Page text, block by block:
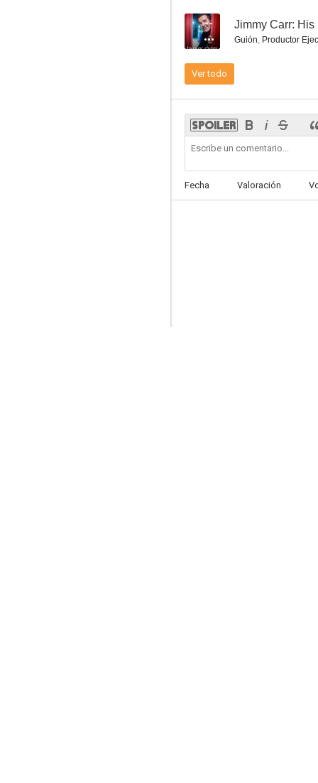
-- Jimmy Carr: His
Guión, Productor
Ver todo
Fecha Valoración